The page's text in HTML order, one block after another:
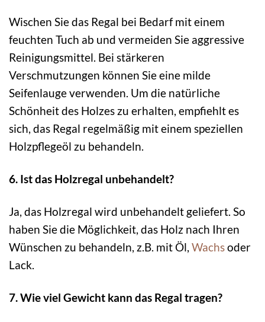
Wischen Sie das Regal bei Bedarf mit einem
feuchten Tuch ab und vermeiden Sie aggressive
Reinigungsmittel. Bei stärkeren
Verschmutzungen können Sie eine milde
Seifenlauge verwenden. Um die natürliche
Schönheit des Holzes zu erhalten, empfiehlt es
sich, das Regal regelmäßig mit einem speziellen
Holzpflegeöl zu behandeln.
6. Ist das Holzregal unbehandelt?
Ja, das Holzregal wird unbehandelt geliefert. So
haben Sie die Möglichkeit, das Holz nach Ihren
Wünschen zu behandeln, z.B. mit Öl, Wachsoder
Lack.
7. Wie viel Gewicht kann das Regal tragen?